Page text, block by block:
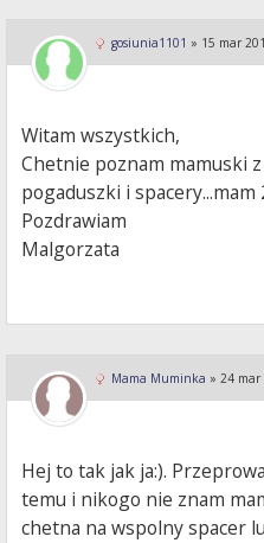
gosiunia1101 » 15 mar
Witam wszystkich,
Chetnie poznam mamuski
pogaduszki i
Pozdrawiam
Malgorzata
Mama Muminka » 24 mar
Hej to tak jak ja:).
temu i nikogo nie znam
chetna na wspolny spacer